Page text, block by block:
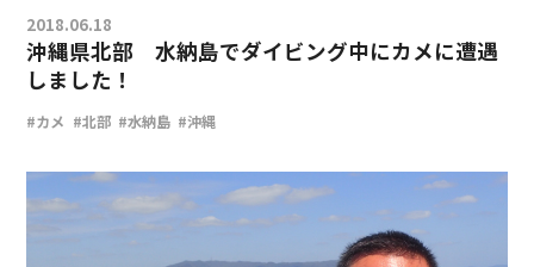
2018.06.18
沖縄県北部 水納島でダイビング中にカメに遭遇
しました！
#カメ #北部 #水納島 #沖縄